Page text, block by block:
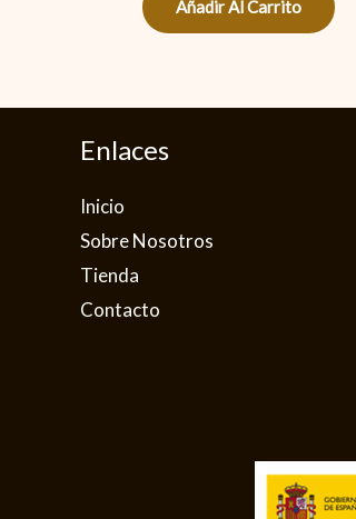
Añadir Al Carrito
Enlaces
Inicio
Sobre Nosotros
Tienda
Contacto